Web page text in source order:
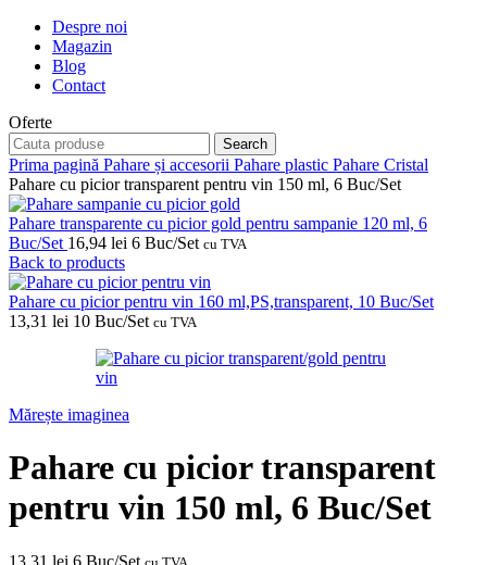
Despre noi
Magazin
Blog
Contact
Oferte
Search
Prima pagină Pahare și accesorii Pahare plastic Pahare Cristal
Pahare cu picior transparent pentru vin 150 ml, 6 Buc/Set
Pahare transparente cu picior gold pentru sampanie 120 ml, 6
Buc/Set 16,94 lei 6 Buc/Set cu TVA
Back to products
Pahare cu picior pentru vin 160 ml,PS,transparent, 10 Buc/Set
13,31 lei 10 Buc/Set cu TVA
Mărește imaginea
Pahare cu picior transparent
pentru vin 150 ml, 6 Buc/Set
13,31 lei 6 Buc/Set